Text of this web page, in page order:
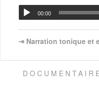
00:00
⇥ Narration tonique et